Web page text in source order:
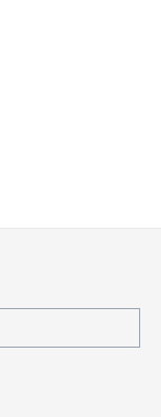
98%的